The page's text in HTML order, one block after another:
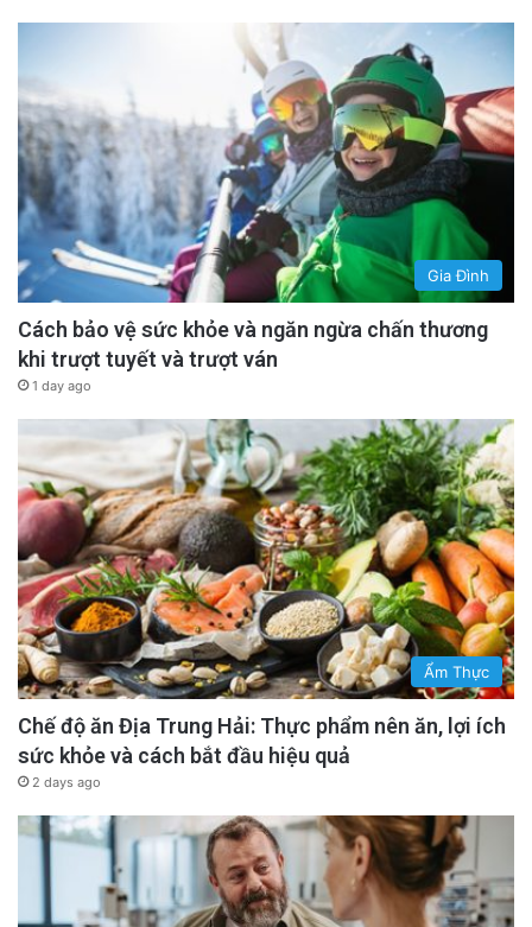
Gia Đình
Cách bảo vệ sức khỏe và ngăn ngừa chấn thương
khi trượt tuyết và trượt ván
1 day ago
Ẩm Thực
Chế độ ăn Địa Trung Hải: Thực phẩm nên ăn, lợi ích
sức khỏe và cách bắt đầu hiệu quả
2 days ago